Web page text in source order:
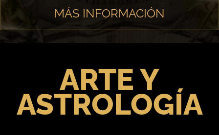
MÁS INFORMACIÓN
ARTE Y
ASTROLOGÍA